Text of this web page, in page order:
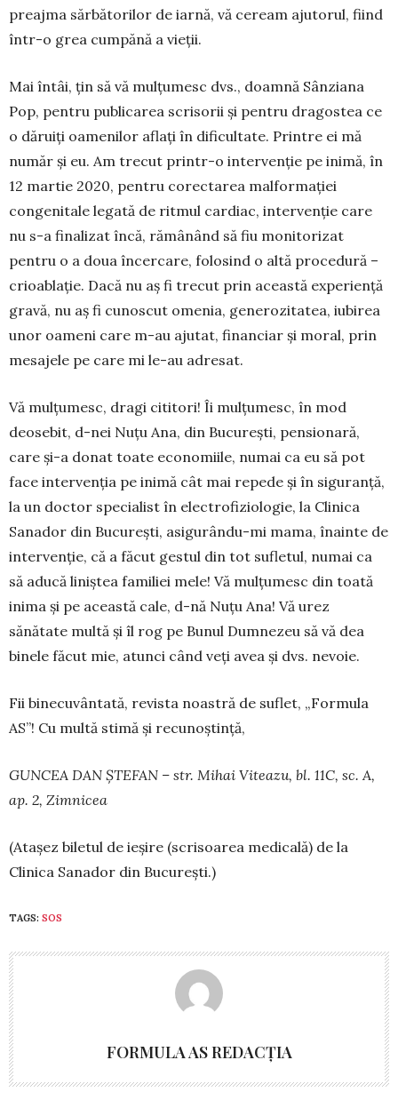
preajma sărbătorilor de iarnă, vă ceream ajutorul, fiind
într-o grea cumpănă a vieții.
Mai întâi, țin să vă mulțumesc dvs., doamnă Sân­zia­na
Pop, pentru publicarea scrisorii și pentru dra­gostea ce
o dăruiți oamenilor aflați în dificultate. Prin­tre ei mă
număr și eu. Am trecut printr-o intervenție pe inimă, în
12 martie 2020, pentru corectarea malfor­mației
congenitale legată de ritmul cardiac, intervenție care
nu s-a finalizat încă, rămânând să fiu monitorizat
pentru o a doua încercare, folosind o altă procedură –
crioablație. Dacă nu aș fi trecut prin această experiență
gravă, nu aș fi cunoscut omenia, generozitatea, iubirea
unor oameni care m-au ajutat, financiar și moral, prin
mesajele pe care mi le-au adresat.
Vă mulțumesc, dragi cititori! Îi mulțumesc, în mod
deosebit, d-nei Nuțu Ana, din București, pensionară,
care și-a donat toate economiile, numai ca eu să pot
face intervenția pe inimă cât mai repede și în sigu­ranță,
la un doctor specialist în electrofiziologie, la Clinica
Sanador din București, asigurându-mi mama, înainte de
intervenție, că a făcut gestul din tot sufletul, numai ca
să aducă liniștea familiei mele! Vă mulțu­mesc din toată
inima și pe această cale, d-nă Nuțu Ana! Vă urez
sănătate multă și îl rog pe Bunul Dumnezeu să vă dea
binele făcut mie, atunci când veți avea și dvs. nevoie.
Fii binecuvântată, revista noastră de suflet, „For­mula
AS”! Cu multă stimă și recunoștință,
GUNCEA DAN ȘTEFAN – str. Mihai Viteazu, bl. 11C, sc. A,
ap. 2, Zimnicea
(Atașez biletul de ieșire (scrisoarea medicală) de la
Clinica Sanador din București.)
TAGS: SOS
FORMULA AS REDACȚIA